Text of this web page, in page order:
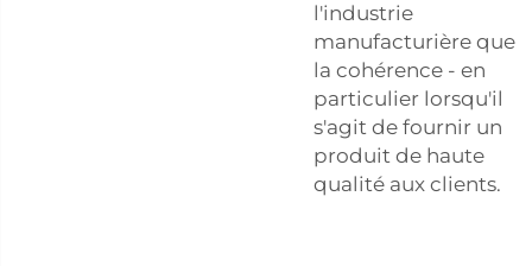
l'industrie
manufacturière que
la cohérence - en
particulier lorsqu'il
s'agit de fournir un
produit de haute
qualité aux clients.